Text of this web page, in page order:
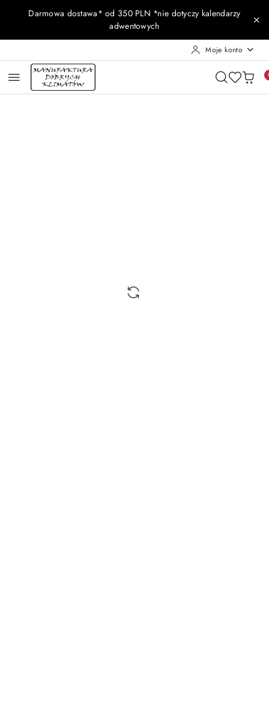
Przejdź do treści głównej
Przejdź do wyszukiwarki
Przejdź do moje konto
Przejdź do menu głównego
Przejdź do opisu produktu
Przejdź do stopki
Darmowa dostawa* od 350 PLN *nie dotyczy kalendarzy
adwentowych
Moje konto